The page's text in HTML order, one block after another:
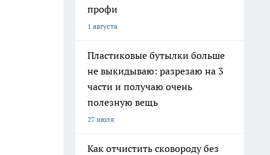
профи
1 августа
Пластиковые бутылки больше
не выкидываю: разрезаю на 3
части и получаю очень
полезную вещь
27 июля
Как отчистить сковороду без